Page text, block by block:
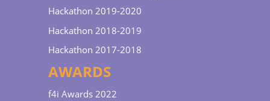
Hackathon 2019-2020
Hackathon 2018-2019
Hackathon 2017-2018
AWARDS
f4i Awards 2022